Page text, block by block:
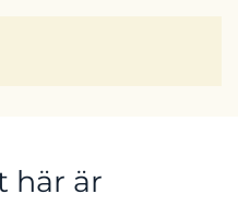
här är